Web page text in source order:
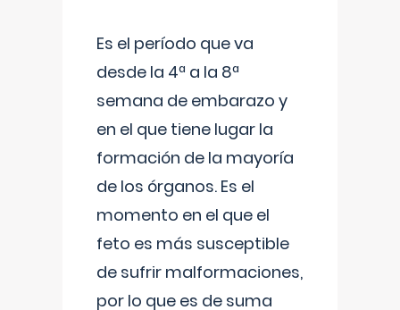
Es el período que va
desde la 4ª a la 8ª
semana de embarazo y
en el que tiene lugar la
formación de la mayoría
de los órganos. Es el
momento en el que el
feto es más susceptible
de sufrir malformaciones,
por lo que es de suma